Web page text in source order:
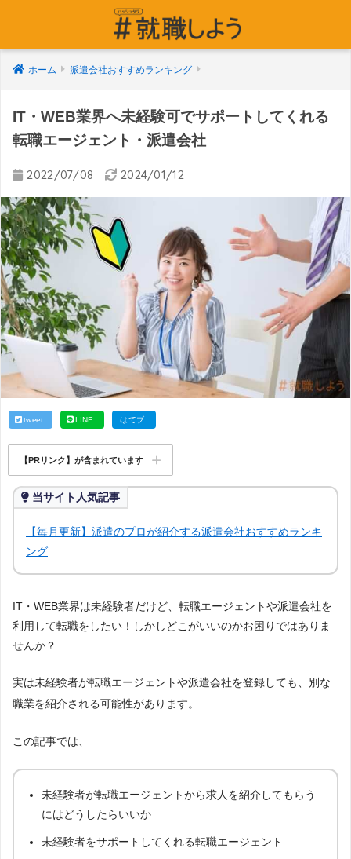
ホーム 派遣会社おすすめランキング
IT・WEB業界へ未経験可でサポートしてくれる
転職エージェント・派遣会社
2022/07/08 2024/01/12
tweet LINE はてブ
【PRリンク】が含まれています
当サイト人気記事
【毎月更新】派遣のプロが紹介する派遣会社おすすめランキ
ング
IT・WEB業界は未経験者だけど、転職エージェントや派遣会社を
利用して転職をしたい！しかしどこがいいのかお困りではありま
せんか？
実は未経験者が転職エージェントや派遣会社を登録しても、別な
職業を紹介される可能性があります。
この記事では、
未経験者が転職エージェントから求人を紹介してもらう
にはどうしたらいいか
未経験者をサポートしてくれる転職エージェント